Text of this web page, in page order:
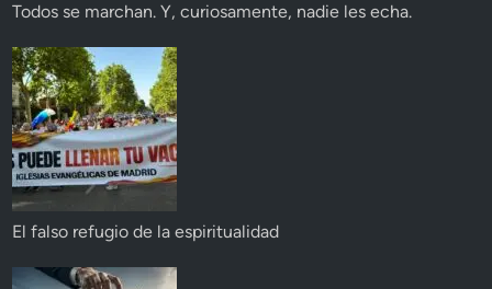
Todos se marchan. Y, curiosamente, nadie les echa.
El falso refugio de la espiritualidad